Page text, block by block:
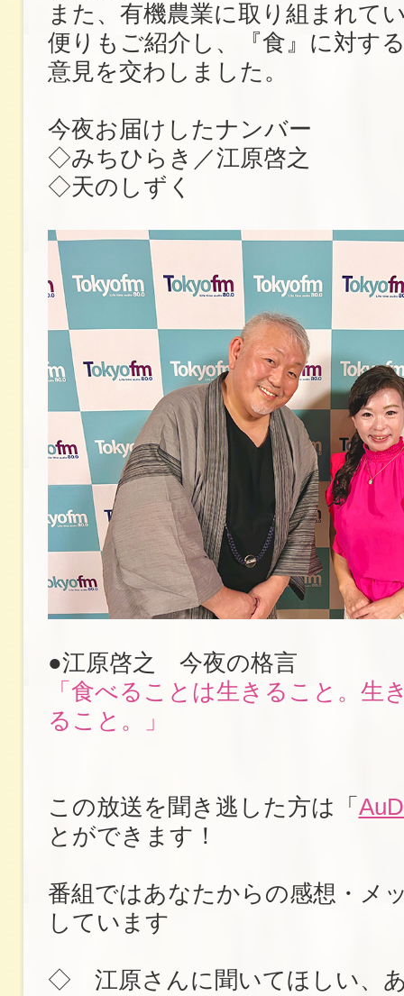
また、有機農業に取り組まれて
便りもご紹介し、『食』に対す
意見を交わしました。
今夜お届けしたナンバー
◇みちひらき／江原啓之
◇天のしずく
●江原啓之 今夜の格言
「食べることは生きること。生
ること。」
この放送を聞き逃した方は「
とができます！
番組ではあなたからの感想・メ
しています
◇ 江原さんに聞いてほしい、